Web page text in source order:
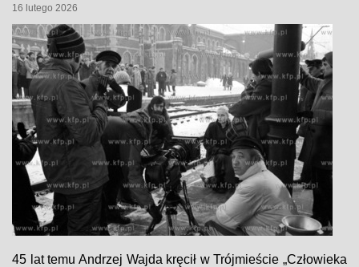
16 lutego 2026
45 lat temu Andrzej Wajda kręcił w Trójmieście „Człowieka